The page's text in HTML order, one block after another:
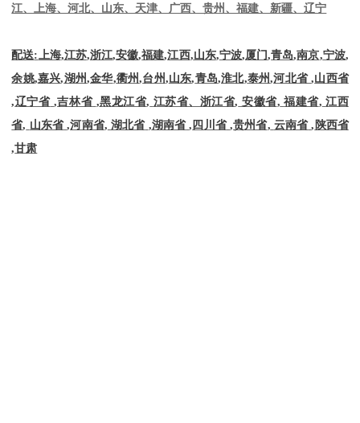
江、上海、河北、山东、天津、广西、贵州、福建、新疆、辽宁
配送: 上海,江苏,浙江,安徽,福建,江西,山东,宁波,厦门,青岛,南京,宁波,
余姚,嘉兴,湖州,金华,衢州,台州,山东,青岛,淮北,泰州,河北省 ,山西省
,辽宁省 ,吉林省 ,黑龙江省, 江苏省、浙江省, 安徽省, 福建省, 江西
省, 山东省 ,河南省, 湖北省 ,湖南省 , 四川省 ,贵州省, 云南省 , 陕西省
,甘肃